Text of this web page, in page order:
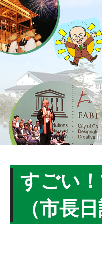
すごい
（市長